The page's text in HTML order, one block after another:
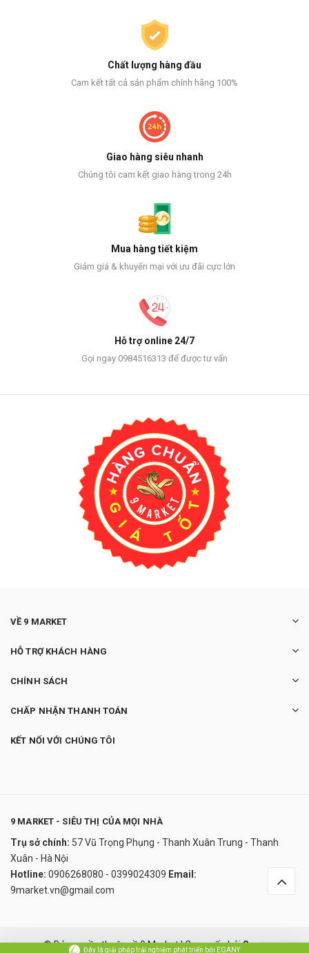
Chất lượng hàng đầu
Cam kết tất cả sản phẩm chính hãng 100%
Giao hàng siêu nhanh
Chúng tôi cam kết giao hàng trong 24h
Mua hàng tiết kiệm
Giảm giá & khuyến mại với ưu đãi cực lớn
Hỗ trợ online 24/7
Gọi ngay 0984516313 để được tư vấn
VỀ 9 MARKET
HỖ TRỢ KHÁCH HÀNG
CHÍNH SÁCH
CHẤP NHẬN THANH TOÁN
KẾT NỐI VỚI CHÚNG TÔI
9 MARKET - SIÊU THỊ CỦA MỌI NHÀ
Trụ sở chính: 57 Vũ Trọng Phụng - Thanh Xuân Trung - Thanh
Xuân - Hà Nội
Hotline: 0906268080 - 0399024309 Email:
9market.vn@gmail.com
© Bản quyền thuộc về 9 Market|Cung cấp bởiSapo
1.800.000₫
undefined
Đây là giải pháp trải nghiệm phát triển bởi EGANY
Đây là giải pháp trải nghiệm phát triển bởi EGANY